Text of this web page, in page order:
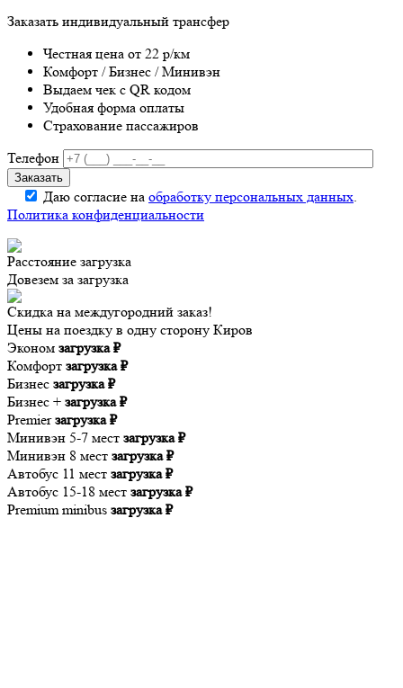
Заказать индивидуальный трансфер
Честная цена от 22 р/км
Комфорт / Бизнес / Минивэн
Выдаем чек с QR кодом
Удобная форма оплаты
Страхование пассажиров
Телефон
Даю согласие на обработку персональных данных.
Политика конфиденциальности
Расстояние загрузка
Довезем за загрузка
Скидка на междугородний заказ!
Цены на поездку в одну сторону Киров
Эконом загрузка ₽
Комфорт загрузка ₽
Бизнес загрузка ₽
Бизнес + загрузка ₽
Premier загрузка ₽
Минивэн 5-7 мест загрузка ₽
Минивэн 8 мест загрузка ₽
Автобус 11 мест загрузка ₽
Автобус 15-18 мест загрузка ₽
Premium minibus загрузка ₽